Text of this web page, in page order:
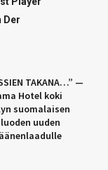
Der
TAKANA…” —
Hotel koki
suomalaisen
uuden